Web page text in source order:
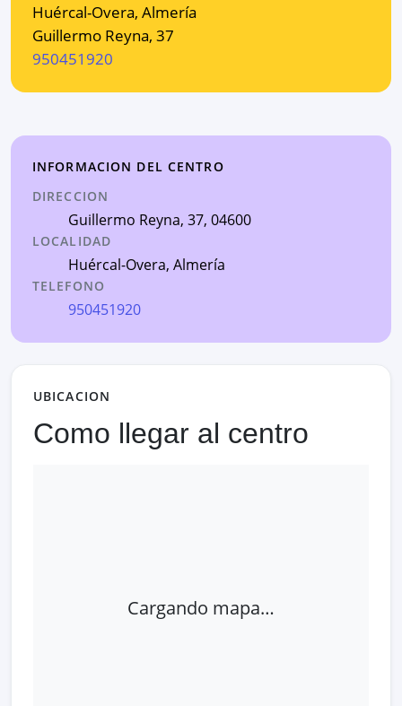
Huércal-Overa, Almería
Guillermo Reyna, 37
950451920
INFORMACION DEL CENTRO
DIRECCION
Guillermo Reyna, 37, 04600
LOCALIDAD
Huércal-Overa, Almería
TELEFONO
950451920
UBICACION
Como llegar al centro
Cargando mapa…